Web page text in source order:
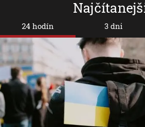
24 hodín 3 dni